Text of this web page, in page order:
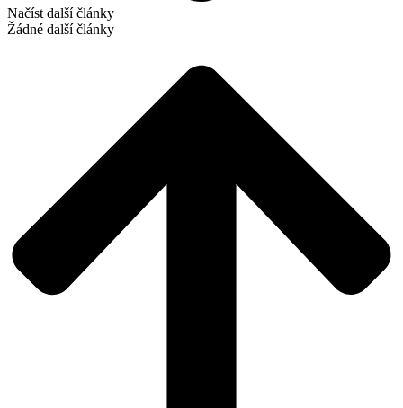
Načíst další články
Žádné další články